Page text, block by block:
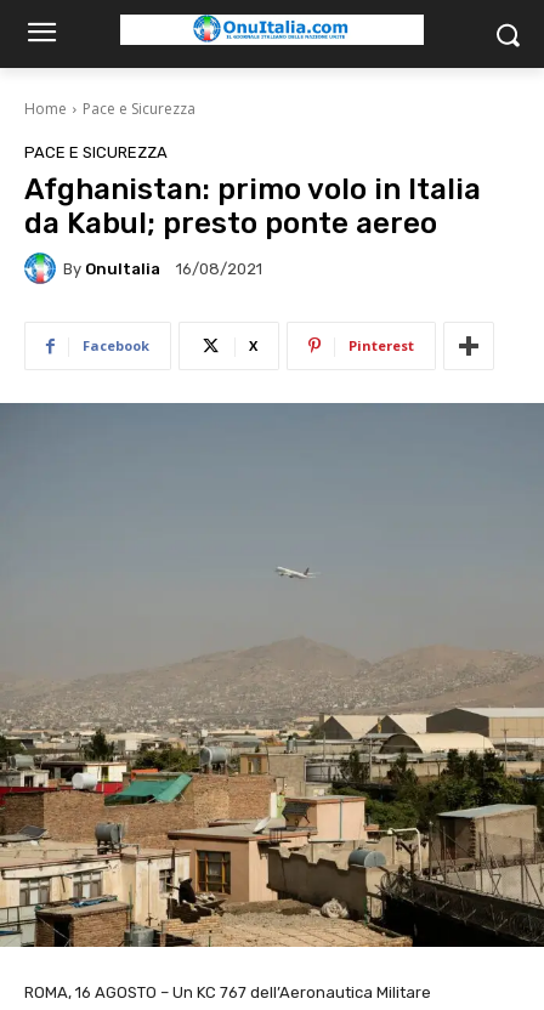
Home Pace e Sicurezza
PACE E SICUREZZA
Afghanistan: primo volo in Italia
da Kabul; presto ponte aereo
By OnuItalia 16/08/2021
Facebook X Pinterest
ROMA, 16 AGOSTO – Un KC 767 dell’Aeronautica Militare